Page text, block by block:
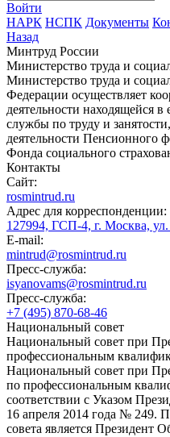
Войти
НАРК НСПК Документы
Назад
Минтруд России
Министерство труда и
Министерство труда и
Федерации осуществляет
деятельности находящейся
службы по труду и
деятельности Пенсионного
Фонда социального
Контакты
Сайт:
rosmintrud.ru
Адрес для корреспонденции:
127994, ГСП-4, г. Москва,
E-mail:
mintrud@rosmintrud.ru
Пресс-служба:
isyanovams@rosmintrud.ru
Пресс-служба:
+7 (495) 870-68-46
Национальный совет
Национальный совет при
профессиональным
Национальный совет при
по профессиональным
соответствии с Указом
16 апреля 2014 года № 249.
совета является Президент